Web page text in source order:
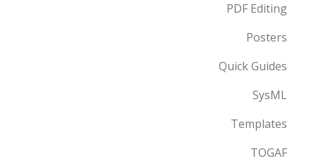
PDF Editing
Posters
Quick Guides
SysML
Templates
TOGAF